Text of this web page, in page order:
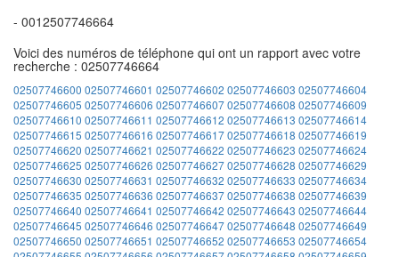
- 0012507746664
Voici des numéros de téléphone qui ont un rapport avec votre
recherche : 02507746664
02507746600 02507746601 02507746602 02507746603 02507746604
02507746605 02507746606 0250774660702507746608 02507746609
02507746610 02507746611 02507746612 02507746613 02507746614
02507746615 02507746616 0250774661702507746618 02507746619
02507746620 02507746621 02507746622 02507746623 02507746624
02507746625 02507746626 0250774662702507746628 02507746629
02507746630 02507746631 02507746632 02507746633 02507746634
02507746635 02507746636 0250774663702507746638 02507746639
02507746640 02507746641 02507746642 02507746643 02507746644
02507746645 02507746646 0250774664702507746648 02507746649
02507746650 02507746651 02507746652 02507746653 02507746654